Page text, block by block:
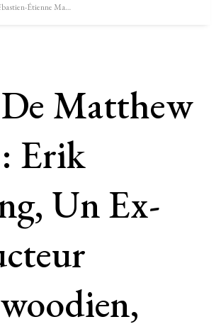
Sébastien-Étienne Marechal
Matthew
Erik
Un Ex-